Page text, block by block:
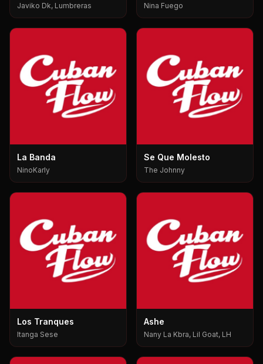
Javiko Dk, Lumbreras Nina Fuego
La Banda
NinoKarly
Se Que Molesto
The Johnny
Los Tranques
Itanga Sese
Ashe
Nany La Kbra, Lil Goat, LH